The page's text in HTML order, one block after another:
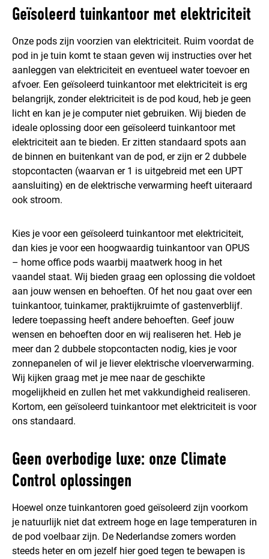
Geïsoleerd tuinkantoor met elektriciteit
Onze pods zijn voorzien van elektriciteit. Ruim voordat de
pod in je tuin komt te staan geven wij instructies over het
aanleggen van elektriciteit en eventueel water toevoer en
afvoer. Een geïsoleerd tuinkantoor met elektriciteit is erg
belangrijk, zonder elektriciteit is de pod koud, heb je geen
licht en kan je je computer niet gebruiken. Wij bieden de
ideale oplossing door een geïsoleerd tuinkantoor met
elektriciteit aan te bieden. Er zitten standaard spots aan
de binnen en buitenkant van de pod, er zijn er 2 dubbele
stopcontacten (waarvan er 1 is uitgebreid met een UPT
aansluiting) en de elektrische verwarming heeft uiteraard
ook stroom.
Kies je voor een geïsoleerd tuinkantoor met elektriciteit,
dan kies je voor een hoogwaardig tuinkantoor van OPUS
– home office pods waarbij maatwerk hoog in het
vaandel staat. Wij bieden graag een oplossing die voldoet
aan jouw wensen en behoeften. Of het nou gaat over een
tuinkantoor, tuinkamer, praktijkruimte of gastenverblijf.
Iedere toepassing heeft andere behoeften. Geef jouw
wensen en behoeften door en wij realiseren het. Heb je
meer dan 2 dubbele stopcontacten nodig, kies je voor
zonnepanelen of wil je liever elektrische vloerverwarming.
Wij kijken graag met je mee naar de geschikte
mogelijkheid en zullen het met vakkundigheid realiseren.
Kortom, een geïsoleerd tuinkantoor met elektriciteit is voor
ons standaard.
Geen overbodige luxe: onze Climate
Control oplossingen
Hoewel onze tuinkantoren goed geïsoleerd zijn voorkom
je natuurlijk niet dat extreem hoge en lage temperaturen in
de pod voelbaar zijn. De Nederlandse zomers worden
steeds heter en om jezelf hier goed tegen te bewapen is